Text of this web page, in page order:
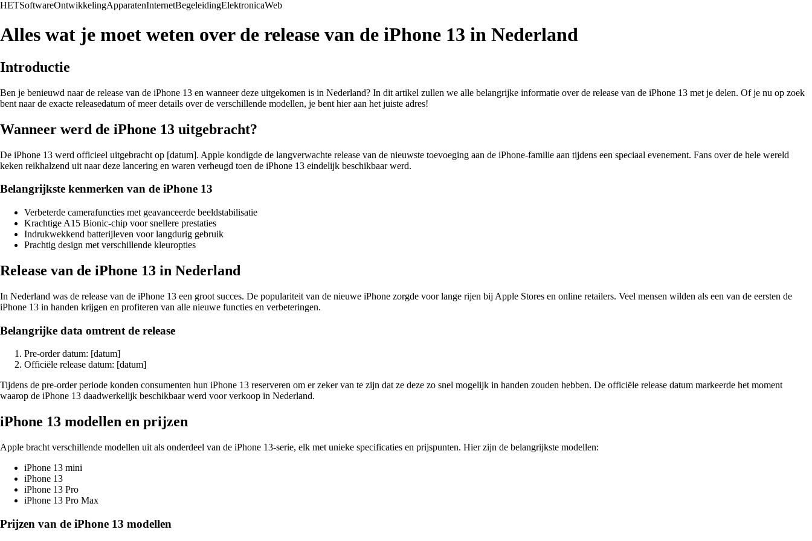
HETSoftwareOntwikkelingApparatenInternetBegeleidingElektronicaWeb
Alles wat je moet weten over de release van de iPhone 13 in Nederland
Introductie
Ben je benieuwd naar de release van de iPhone 13 en wanneer deze uitgekomen is in Nederland? In dit artikel zullen we alle belangrijke informatie over de release van de iPhone 13 met je delen. Of je nu op zoek
bent naar de exacte releasedatum of meer details over de verschillende modellen, je bent hier aan het juiste adres!
Wanneer werd de iPhone 13 uitgebracht?
De iPhone 13 werd officieel uitgebracht op [datum]. Apple kondigde de langverwachte release van de nieuwste toevoeging aan de iPhone-familie aan tijdens een speciaal evenement. Fans over de hele wereld
keken reikhalzend uit naar deze lancering en waren verheugd toen de iPhone 13 eindelijk beschikbaar werd.
Belangrijkste kenmerken van de iPhone 13
Verbeterde camerafuncties met geavanceerde beeldstabilisatie
Krachtige A15 Bionic-chip voor snellere prestaties
Indrukwekkend batterijleven voor langdurig gebruik
Prachtig design met verschillende kleuropties
Release van de iPhone 13 in Nederland
In Nederland was de release van de iPhone 13 een groot succes. De populariteit van de nieuwe iPhone zorgde voor lange rijen bij Apple Stores en online retailers. Veel mensen wilden als een van de eersten de
iPhone 13 in handen krijgen en profiteren van alle nieuwe functies en verbeteringen.
Belangrijke data omtrent de release
Pre-order datum: [datum]
Officiële release datum: [datum]
Tijdens de pre-order periode konden consumenten hun iPhone 13 reserveren om er zeker van te zijn dat ze deze zo snel mogelijk in handen zouden hebben. De officiële release datum markeerde het moment
waarop de iPhone 13 daadwerkelijk beschikbaar werd voor verkoop in Nederland.
iPhone 13 modellen en prijzen
Apple bracht verschillende modellen uit als onderdeel van de iPhone 13-serie, elk met unieke specificaties en prijspunten. Hier zijn de belangrijkste modellen:
iPhone 13 mini
iPhone 13
iPhone 13 Pro
iPhone 13 Pro Max
Prijzen van de iPhone 13 modellen